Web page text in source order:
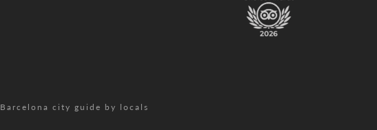
Barcelona city guide by locals